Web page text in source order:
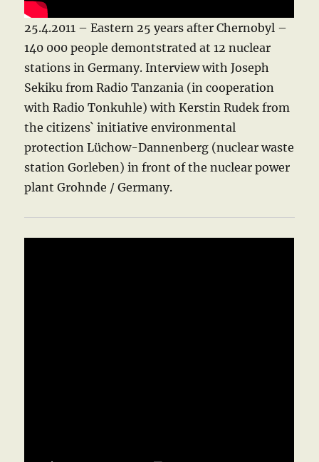
25.4.2011 – Eastern 25 years after Chernobyl –
140 000 people demontstrated at 12 nuclear
stations in Germany. Interview with Joseph
Sekiku from Radio Tanzania (in cooperation
with Radio Tonkuhle) with Kerstin Rudek from
the citizens` initiative environmental
protection Lüchow-Dannenberg (nuclear waste
station Gorleben) in front of the nuclear power
plant Grohnde / Germany.